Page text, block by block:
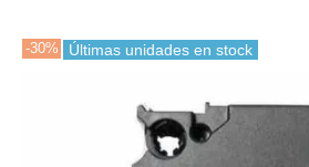
-30% Últimas unidades en stock